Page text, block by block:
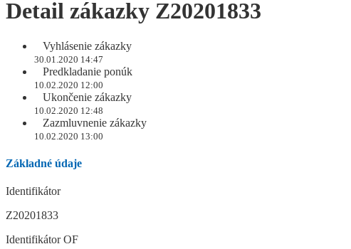
Detail zákazky Z20201833
Vyhlásenie zákazky
30.01.2020 14:47
Predkladanie ponúk
10.02.2020 12:00
Ukončenie zákazky
10.02.2020 12:48
Zazmluvnenie zákazky
10.02.2020 13:00
Základné údaje
Identifikátor
Z20201833
Identifikátor OF